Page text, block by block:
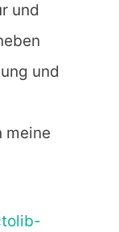
und
und
meine